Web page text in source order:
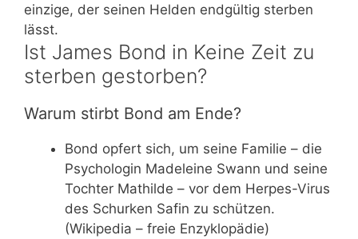
einzige, der seinen Helden endgültig sterben
lässt.
Ist James Bond in Keine Zeit zu
sterben gestorben?
Warum stirbt Bond am Ende?
Bond opfert sich, um seine Familie – die
Psychologin Madeleine Swann und seine
Tochter Mathilde – vor dem Herpes-Virus
des Schurken Safin zu schützen.
(Wikipedia – freie Enzyklopädie)